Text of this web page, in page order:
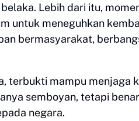
Lebih dari itu,
untuk meneguhkan
bermasyarakat,
terbukti mampu menjaga
semboyan, tetapi
negara.